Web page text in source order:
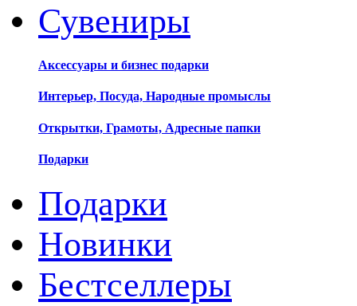
Сувениры
Аксессуары и бизнес подарки
Интерьер, Посуда, Народные промыслы
Открытки, Грамоты, Адресные папки
Подарки
Подарки
Новинки
Бестселлеры